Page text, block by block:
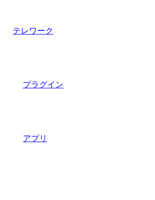
テレワーク
プラグイン
アプリ